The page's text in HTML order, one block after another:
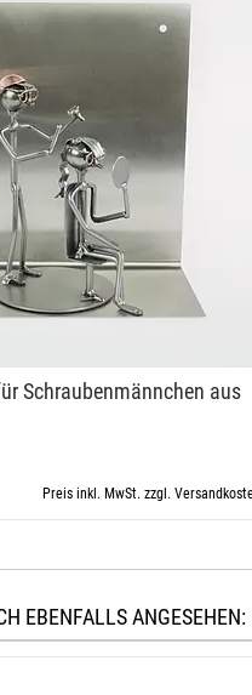
Schraubenmännchen aus
Preis inkl. MwSt. zzgl.
EBENFALLS ANGESEHEN: